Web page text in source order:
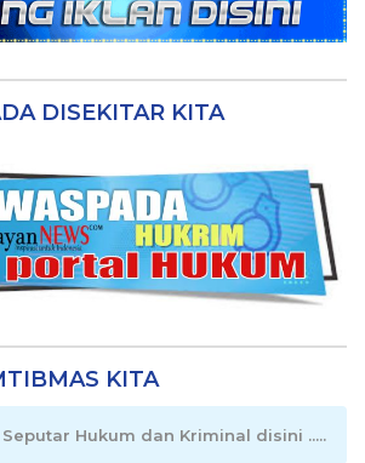
DISEKITAR KITA
KITA
Hukum dan Kriminal disini .....